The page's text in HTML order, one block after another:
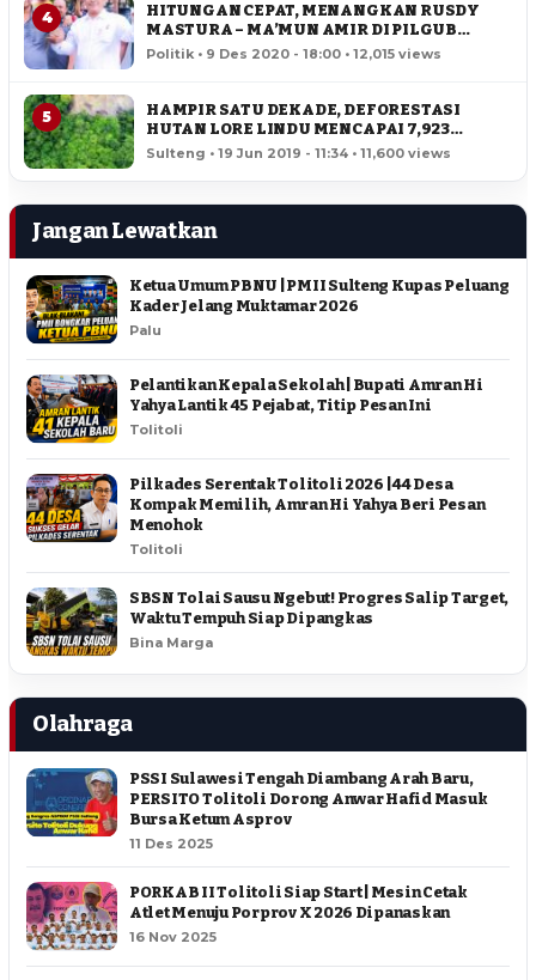
4
HITUNGAN CEPAT, MENANGKAN RUSDY
MASTURA – MA’MUN AMIR DI PILGUB
SULTENG
Politik • 9 Des 2020 - 18:00 • 12,015 views
5
HAMPIR SATU DEKADE, DEFORESTASI
HUTAN LORE LINDU MENCAPAI 7,923
HEKTAR
Sulteng • 19 Jun 2019 - 11:34 • 11,600 views
Jangan Lewatkan
Ketua Umum PBNU | PMII Sulteng Kupas Peluang
Kader Jelang Muktamar 2026
Palu
Pelantikan Kepala Sekolah | Bupati Amran Hi
Yahya Lantik 45 Pejabat, Titip Pesan Ini
Tolitoli
Pilkades Serentak Tolitoli 2026 | 44 Desa
Kompak Memilih, Amran Hi Yahya Beri Pesan
Menohok
Tolitoli
SBSN Tolai Sausu Ngebut! Progres Salip Target,
Waktu Tempuh Siap Dipangkas
Bina Marga
Olahraga
PSSI Sulawesi Tengah Diambang Arah Baru,
PERSITO Tolitoli Dorong Anwar Hafid Masuk
Bursa Ketum Asprov
11 Des 2025
PORKAB II Tolitoli Siap Start | Mesin Cetak
Atlet Menuju Porprov X 2026 Dipanaskan
16 Nov 2025